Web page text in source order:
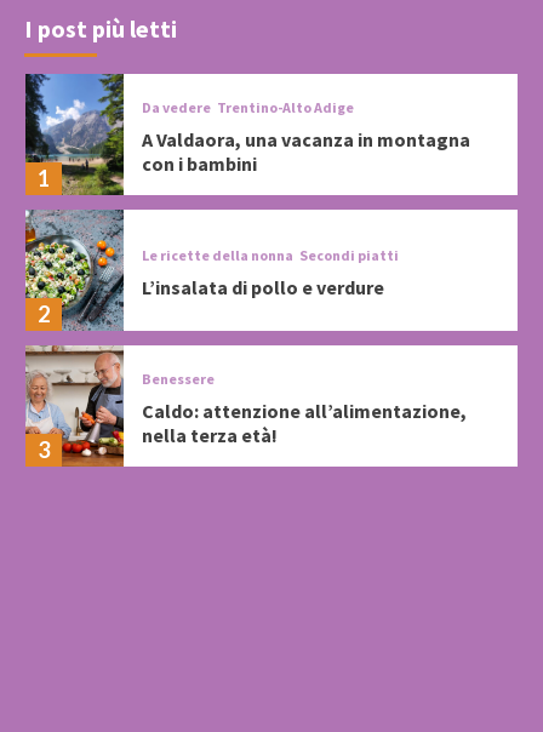
I post più letti
1
Da vedere Trentino-Alto Adige
A Valdaora, una vacanza in montagna
con i bambini
2
Le ricette della nonna Secondi piatti
L’insalata di pollo e verdure
3
Benessere
Caldo: attenzione all’alimentazione,
nella terza età!